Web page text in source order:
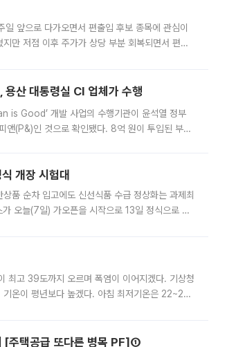
앞으로 다가오면서 편출입 후보 종목에 관심이
만 저점 이후 주가가 상당 부분 회복되면서 편입
산 대통령실 CI 업체가 수행
is Good’ 개발 사업의 수행기관이 윤석열 정부
앤(P&)인 것으로 확인됐다. 8억 원이 투입된 부산
개장 시험대
품 순차 입고에도 신선식품 수급 정상화는 과제최
오늘(7일) 가오픈을 시작으로 13일 정식으로 재
최고 39도까지 오르며 폭염이 이어지겠다. 기상청
기온이 평년보다 높겠다. 아침 최저기온은 22~27
[주택공급 또다른 병목 PF]①